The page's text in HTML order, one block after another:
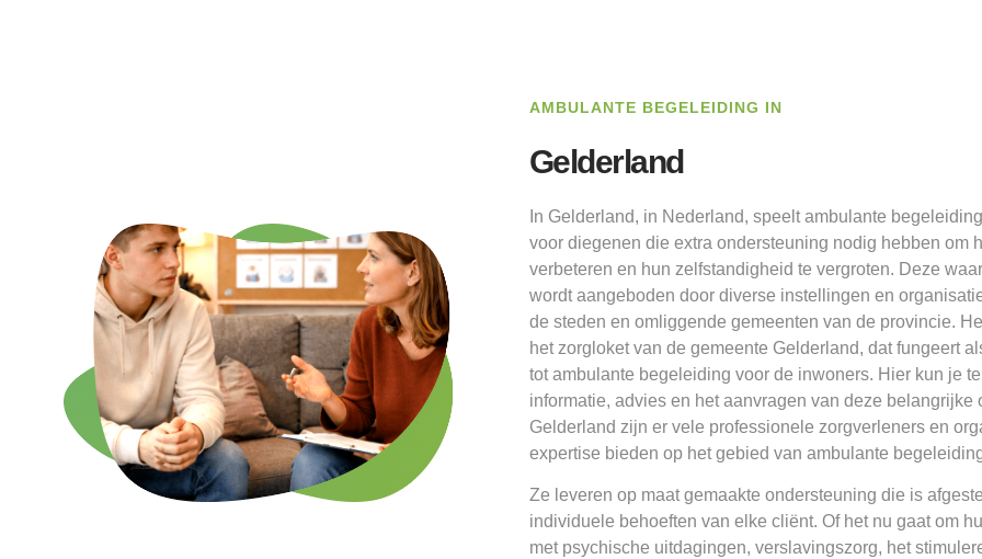
AMBULANTE BEGELEIDING IN
Gelderland
In Gelderland, in Nederland, speelt ambulante
voor diegenen die extra ondersteuning nodig hebben om
verbeteren en hun zelfstandigheid te vergroten. Deze
wordt aangeboden door diverse instellingen en
de steden en omliggende gemeenten van de provincie.
het zorgloket van de gemeente Gelderland, dat fungeert
tot ambulante begeleiding voor de inwoners. Hier kun je
informatie, advies en het aanvragen van deze belangrijke
Gelderland zijn er vele professionele zorgverleners en
expertise bieden op het gebied van ambulante
Ze leveren op maat gemaakte ondersteuning die is
individuele behoeften van elke cliënt. Of het nu gaat om
met psychische uitdagingen, verslavingszorg, het